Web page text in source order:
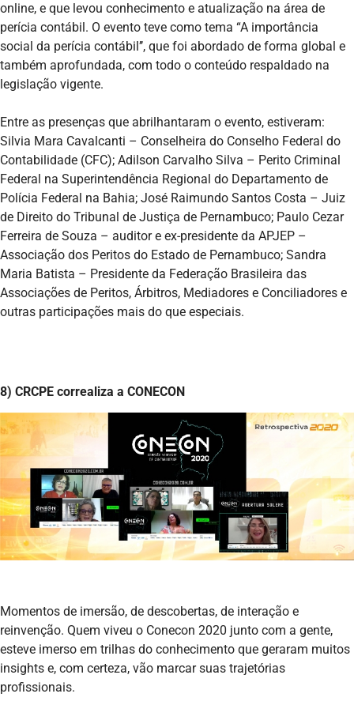
online, e que levou conhecimento e atualização na área de
perícia contábil. O evento teve como tema “A importância
social da perícia contábil’’, que foi abordado de forma global e
também aprofundada, com todo o conteúdo respaldado na
legislação vigente.
Entre as presenças que abrilhantaram o evento, estiveram:
Silvia Mara Cavalcanti – Conselheira do Conselho Federal do
Contabilidade (CFC); Adilson Carvalho Silva – Perito Criminal
Federal na Superintendência Regional do Departamento de
Polícia Federal na Bahia; José Raimundo Santos Costa – Juiz
de Direito do Tribunal de Justiça de Pernambuco; Paulo Cezar
Ferreira de Souza – auditor e ex-presidente da APJEP –
Associação dos Peritos do Estado de Pernambuco; Sandra
Maria Batista – Presidente da Federação Brasileira das
Associações de Peritos, Árbitros, Mediadores e Conciliadores e
outras participações mais do que especiais.
8) CRCPE correaliza a CONECON
Momentos de imersão, de descobertas, de interação e
reinvenção. Quem viveu o Conecon 2020 junto com a gente,
esteve imerso em trilhas do conhecimento que geraram muitos
insights e, com certeza, vão marcar suas trajetórias
profissionais.